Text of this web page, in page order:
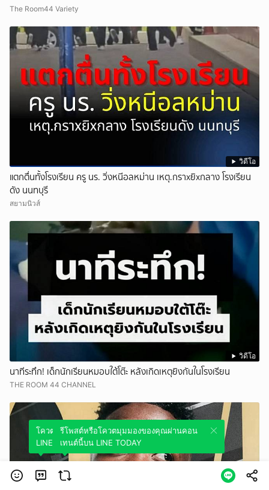
The Room44 Variety
วิดีโอ
แตกตื่นทั้งโรงเรียน ครู นร. วิ่งหนีอลหม่าน เหตุ.กราxยิxกลาง โรงเรียน
ดัง นนทบุรี
สยามนิวส์
วิดีโอ
นาทีระทึก! เด็กนักเรียนหมอบใต้โต๊ะ หลังเกิดเหตุยิงกันในโรงเรียน
THE ROOM 44 CHANNEL
โควตมุมมองของคุณผ่านคอนเทนต์นี้บน
LINE TODAY
รีโพสต์หรือโควตมุมมองของคุณผ่านคอน
เทนต์นี้บน LINE TODAY